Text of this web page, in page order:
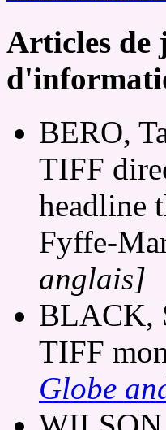
Articles de
BERO,
TIFF
headline
Fyffe-
anglais]
BLACK,
TIFF
Globe